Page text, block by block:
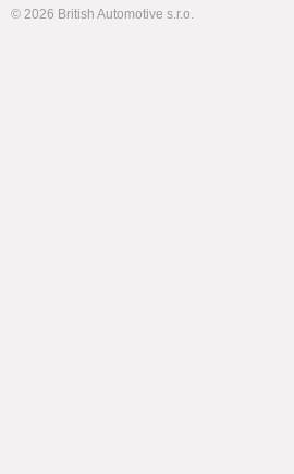
© 2026 British Automotive s.r.o.